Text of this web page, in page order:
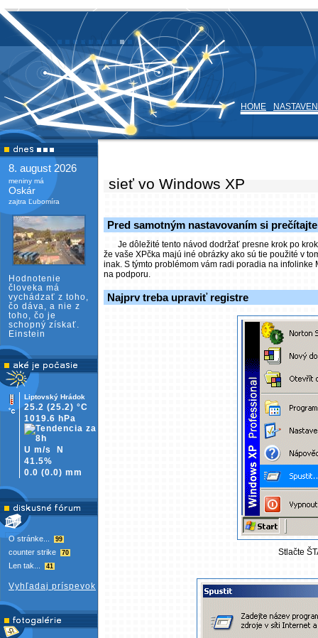
HOME
8. august 2026
meniny má
Oskár
zajtra Ľubomíra
Hodnotenie
človeka má
vychádzať z toho,
čo dáva, a nie z
toho, čo je
schopný získať.
Einstein
Liptovský Hrádok
25.2 (25.2) °C
1019.6 hPa
U m/s
N
41.5%
0.0 (0.0) mm
O stránke... 99
counter strike 70
Len tak... 41
Vyhľadaj príspevok
sieť vo Windows XP
Pred samotným nastavovaním si
Je dôležité tento návod dodržať presne krok po
že vaše XPčka majú iné obrázky ako sú tie použité v
inak. S týmto problémom vám radi poradia na
na podporu.
Najprv treba upraviť registre
Stlačte